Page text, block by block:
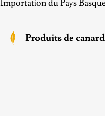
Importation du Pays Basque
Produits de canard